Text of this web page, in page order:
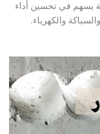
في تحسين أداء
والكهرباء.